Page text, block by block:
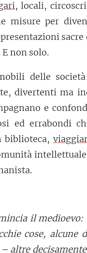
, locali,
misure per
sacre
non solo.
delle società
divertenti ma
e
ed errabondi
biblioteca,
intellettuale
il medioevo:
cose, alcune
altre decisamente